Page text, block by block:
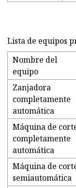
Lista de equipos
Nombre del
equipo
Zanjadora
completamente
automática
Máquina de
completamente
automática
Máquina de
semiautomática